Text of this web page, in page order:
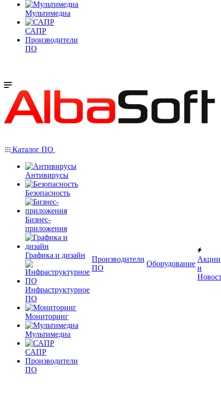
Мультимедиа
САПР
Производители
ПО
Каталог ПО
Антивирусы
Безопасность
Бизнес-
приложения
Графика и дизайн
Инфраструктурное
ПО
Мониторинг
Мультимедиа
САПР
Производители
ПО
Производители
ПО
Оборудование
Акции
и